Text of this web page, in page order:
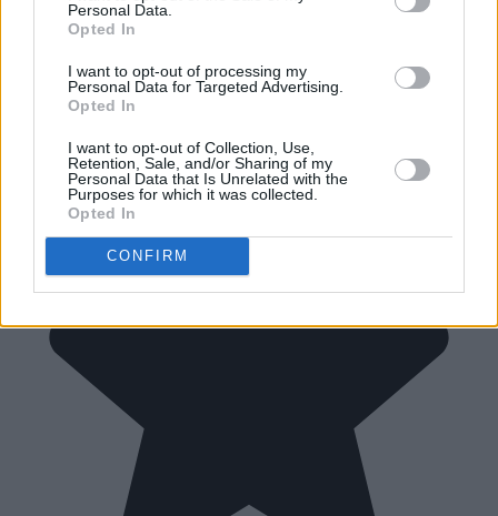
Personal Data.
Opted In
I want to opt-out of processing my
Personal Data for Targeted Advertising.
Opted In
I want to opt-out of Collection, Use,
Retention, Sale, and/or Sharing of my
Personal Data that Is Unrelated with the
Purposes for which it was collected.
Opted In
CONFIRM